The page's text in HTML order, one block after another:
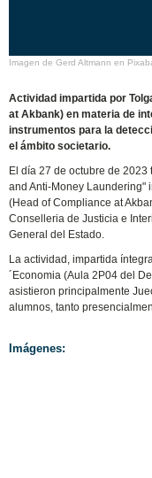
Imagen de Gerd Altmann en
Actividad impartida por
at Akbank) en materia de
instrumentos para la
el ámbito societario.
El día 27 de octubre de
and Anti-Money Laundering"
(Head of Compliance at
Conselleria de Justicia e
General del Estado.
La actividad, impartida
´Economia (Aula 2P04 del
asistieron principalmente
alumnos, tanto
Imágenes: